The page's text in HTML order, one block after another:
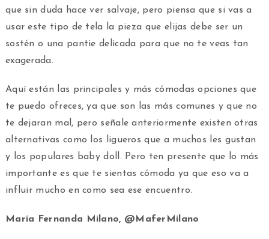
que sin duda hace ver salvaje, pero piensa que si vas a
usar este tipo de tela la pieza que elijas debe ser un
sostén o una pantie delicada para que no te veas tan
exagerada.
Aquí están las principales y más cómodas opciones que
te puedo ofreces, ya que son las más comunes y que no
te dejaran mal, pero señale anteriormente existen otras
alternativas como los ligueros que a muchos les gustan
y los populares baby doll. Pero ten presente que lo más
importante es que te sientas cómoda ya que eso va a
influir mucho en como sea ese encuentro.
María Fernanda Milano, @MaferMilano